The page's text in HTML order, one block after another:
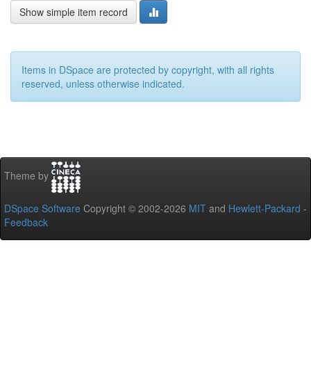
Show simple item record
Items in DSpace are protected by copyright, with all rights
reserved, unless otherwise indicated.
Theme by
DSpace Software Copyright © 2002-2026 MIT and Hewlett-Packard -
Feedback